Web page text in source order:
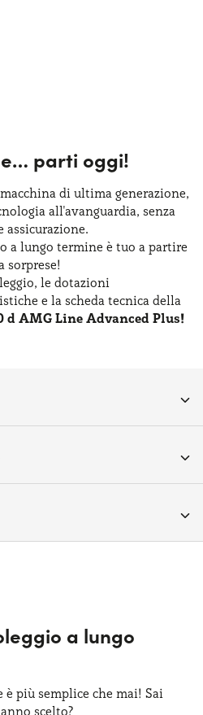
parti oggi!
di ultima generazione,
all'avanguardia, senza
assicurazione.
a lungo termine è tuo a partire
sorprese!
, le dotazioni
e la scheda tecnica della
d AMG Line Advanced Plus!
lt
a lungo
più semplice che mai! Sai
scelto?